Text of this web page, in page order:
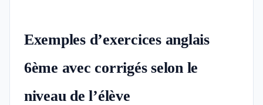
Exemples d’exercices anglais
6ème avec corrigés selon le
niveau de l’élève